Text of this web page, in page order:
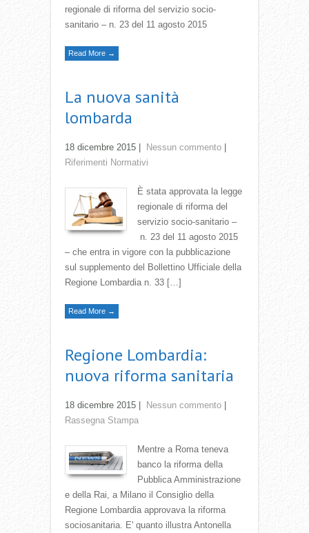
regionale di riforma del servizio socio-
sanitario – n. 23 del 11 agosto 2015
Read More →
La nuova sanità
lombarda
18 dicembre 2015 Nessun commento
Riferimenti Normativi
È stata approvata la legge
regionale di riforma del
servizio socio-sanitario –
n. 23 del 11 agosto 2015
– che entra in vigore con la pubblicazione
sul supplemento del Bollettino Ufficiale della
Regione Lombardia n. 33 […]
Read More →
Regione Lombardia:
nuova riforma sanitaria
18 dicembre 2015 Nessun commento
Rassegna Stampa
Mentre a Roma teneva
banco la riforma della
Pubblica Amministrazione
e della Rai, a Milano il Consiglio della
Regione Lombardia approvava la riforma
sociosanitaria. E' quanto illustra Antonella